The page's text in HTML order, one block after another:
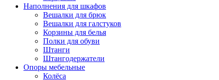
Наполнения для шкафов
Вешалки для брюк
Вешалки для галстуков
Корзины для белья
Полки для обуви
Штанги
Штангодержатели
Опоры мебельные
Колёса